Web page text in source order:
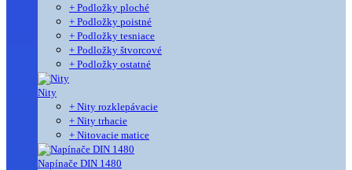
+ Podložky ploché
+ Podložky poistné
+ Podložky tesniace
+ Podložky štvorcové
+ Podložky ostatné
Nity
+ Nity rozklepávacie
+ Nity trhacie
+ Nitovacie matice
Napínače DIN 1480